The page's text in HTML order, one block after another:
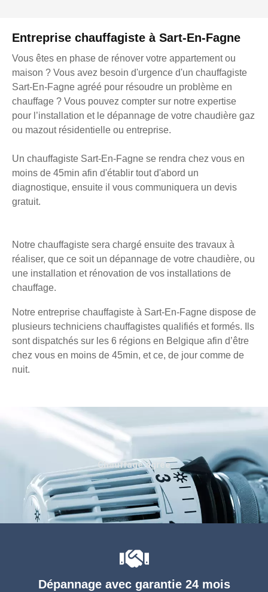
Entreprise chauffagiste à Sart-En-Fagne
Vous êtes en phase de rénover votre appartement ou
maison ? Vous avez besoin d'urgence d'un chauffagiste
Sart-En-Fagne agréé pour résoudre un problème en
chauffage ? Vous pouvez compter sur notre expertise
pour l’installation et le dépannage de votre chaudière gaz
ou mazout résidentielle ou entreprise.
Un chauffagiste Sart-En-Fagne se rendra chez vous en
moins de 45min afin d'établir tout d'abord un
diagnostique, ensuite il vous communiquera un devis
gratuit.
Notre chauffagiste sera chargé ensuite des travaux à
réaliser, que ce soit un dépannage de votre chaudière, ou
une installation et rénovation de vos installations de
chauffage.
Notre entreprise chauffagiste à Sart-En-Fagne dispose de
plusieurs techniciens chauffagistes qualifiés et formés. Ils
sont dispatchés sur les 6 régions en Belgique afin d’être
chez vous en moins de 45min, et ce, de jour comme de
nuit.
Dépannage avec garantie 24 mois
Chauffage agréé